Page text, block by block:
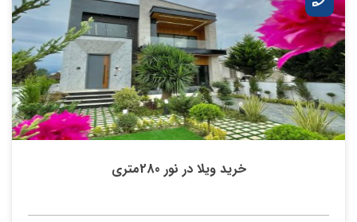
خرید ویلا در نور 280متری